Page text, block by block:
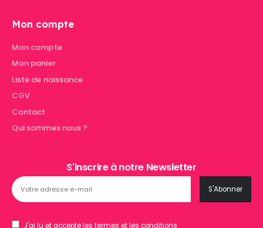
Mon compte
Mon compte
Mon panier
Liste de naissance
CGV
Contact
Qui sommes nous ?
S'inscrire à notre Newsletter
J'ai lu et accepte les termes et les conditions